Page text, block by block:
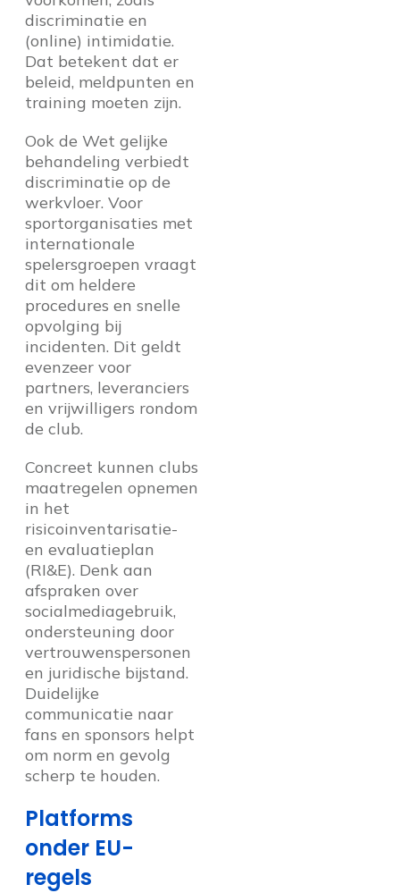
discriminatie en
(online) intimidatie.
Dat betekent dat er
beleid, meldpunten en
training moeten zijn.
Ook de Wet gelijke
behandeling verbiedt
discriminatie op de
werkvloer. Voor
sportorganisaties met
internationale
spelersgroepen vraagt
dit om heldere
procedures en snelle
opvolging bij
incidenten. Dit geldt
evenzeer voor
partners, leveranciers
en vrijwilligers rondom
de club.
Concreet kunnen clubs
maatregelen opnemen
in het
risicoinventarisatie-
en evaluatieplan
(RI&E). Denk aan
afspraken over
socialmediagebruik,
ondersteuning door
vertrouwenspersonen
en juridische bijstand.
Duidelijke
communicatie naar
fans en sponsors helpt
om norm en gevolg
scherp te houden.
Platforms
onder EU-
regels